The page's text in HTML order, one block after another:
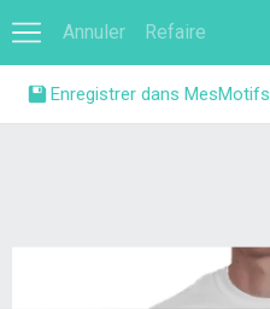
Annuler Refaire
Enregistrer dans MesMotifs